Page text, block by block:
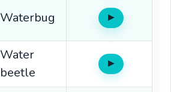
Waterbug ▶Oír
Water
beetle
▶Oír